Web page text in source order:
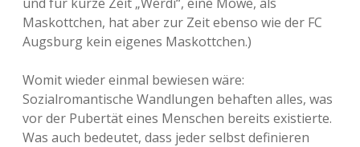
Maskottchen, hat aber zur Zeit ebenso wie der FC
Augsburg kein eigenes Maskottchen.)
Womit wieder einmal bewiesen wäre:
Sozialromantische Wandlungen behaften alles, was
vor der Pubertät eines Menschen bereits existierte.
Was auch bedeutet, dass jeder selbst definieren